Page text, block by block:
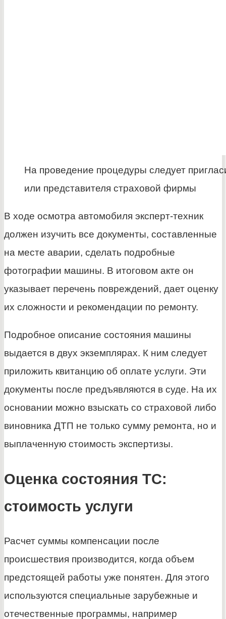
На проведение процедуры следует
или представителя страховой фирмы
В ходе осмотра автомобиля эксперт-техник
должен изучить все документы, составленные
на месте аварии, сделать подробные
фотографии машины. В итоговом акте он
указывает перечень повреждений, дает оценку
их сложности и рекомендации по ремонту.
Подробное описание состояния машины
выдается в двух экземплярах. К ним следует
приложить квитанцию об оплате услуги. Эти
документы после предъявляются в суде. На их
основании можно взыскать со страховой либо
виновника ДТП не только сумму ремонта, но и
выплаченную стоимость экспертизы.
Оценка состояния ТС:
стоимость услуги
Расчет суммы компенсации после
происшествия производится, когда объем
предстоящей работы уже понятен. Для этого
используются специальные зарубежные и
отечественные программы, например